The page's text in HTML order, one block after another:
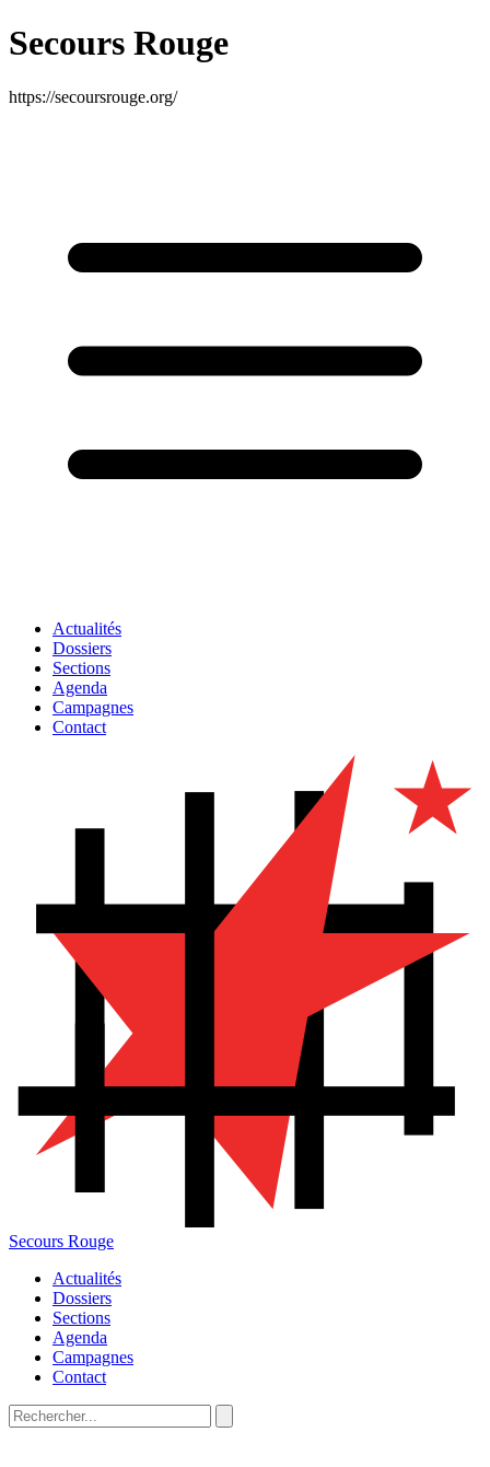
Secours Rouge
https://secoursrouge.org/
Actualités
Dossiers
Sections
Agenda
Campagnes
Contact
Secours Rouge
Actualités
Dossiers
Sections
Agenda
Campagnes
Contact